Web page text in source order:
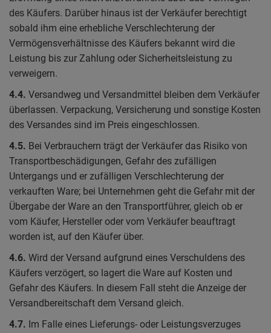
des Käufers. Darüber hinaus ist der Verkäufer berechtigt
sobald ihm eine erhebliche Verschlechterung der
Vermögensverhältnisse des Käufers bekannt wird die
Leistung bis zur Zahlung oder Sicherheitsleistung zu
verweigern.
4.4. Versandweg und Versandmittel bleiben dem Verkäufer
überlassen. Verpackung, Versicherung und sonstige Kosten
des Versandes sind im Preis eingeschlossen.
4.5. Bei Verbrauchern trägt der Verkäufer das Risiko von
Transportbeschädigungen, Gefahr des zufälligen
Untergangs und er zufälligen Verschlechterung der
verkauften Ware; bei Unternehmen geht die Gefahr mit der
Übergabe der Ware an den Transportführer, gleich ob er
vom Käufer, Hersteller oder vom Verkäufer beauftragt
worden ist, auf den Käufer über.
4.6. Wird der Versand aufgrund eines Verschuldens des
Käufers verzögert, so lagert die Ware auf Kosten und
Gefahr des Käufers. In diesem Fall steht die Anzeige der
Versandbereitschaft dem Versand gleich.
4.7. Im Falle eines Lieferungs- oder Leistungsverzuges